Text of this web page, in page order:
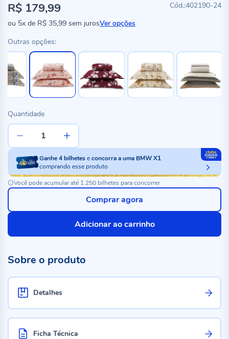
402190-24
R$ 179,99
ou 5x de R$ 35,99 sem jurosVer opções
Outras opções:
Quantidade
Ganhe4bilheteseconcorra a uma BMW X1
comprando esse produto
Você pode acumular até 1.250 bilhetes para concorrer
Adicionar ao carrinho
Comprar agora
Sobre o produto
Detalhes
Ficha Técnica